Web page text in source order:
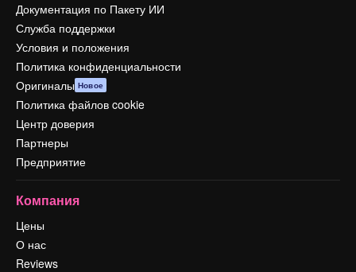
Документация по Пакету ИИ
Служба поддержки
Условия и положения
Политика конфиденциальности
Оригиналы Новое
Политика файлов cookie
Центр доверия
Партнеры
Предприятие
Компания
Цены
О нас
Reviews